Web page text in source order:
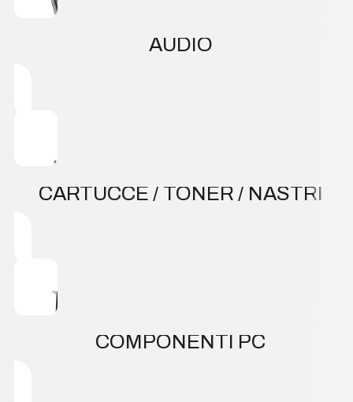
AUDIO
CARTUCCE / TONER / NASTRI
COMPONENTI PC